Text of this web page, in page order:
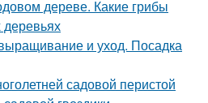
дереве. Какие грибы
и уход. Посадка
садовой перистой